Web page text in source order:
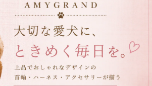
体クロコダイルバッグ E00563
ラウン
12/05
ました！ ダンボール箱がグシャっとし
ので心配でしたが、中身は無事でし